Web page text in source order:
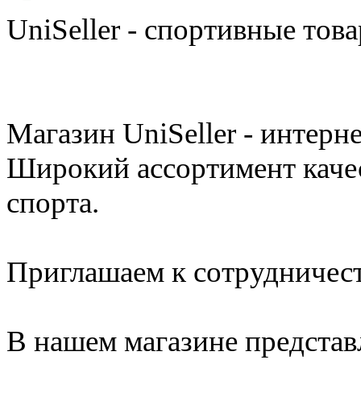
UniSeller - спортивные
Магазин UniSeller -
Широкий ассортимент
спорта.
Приглашаем к
В нашем магазине